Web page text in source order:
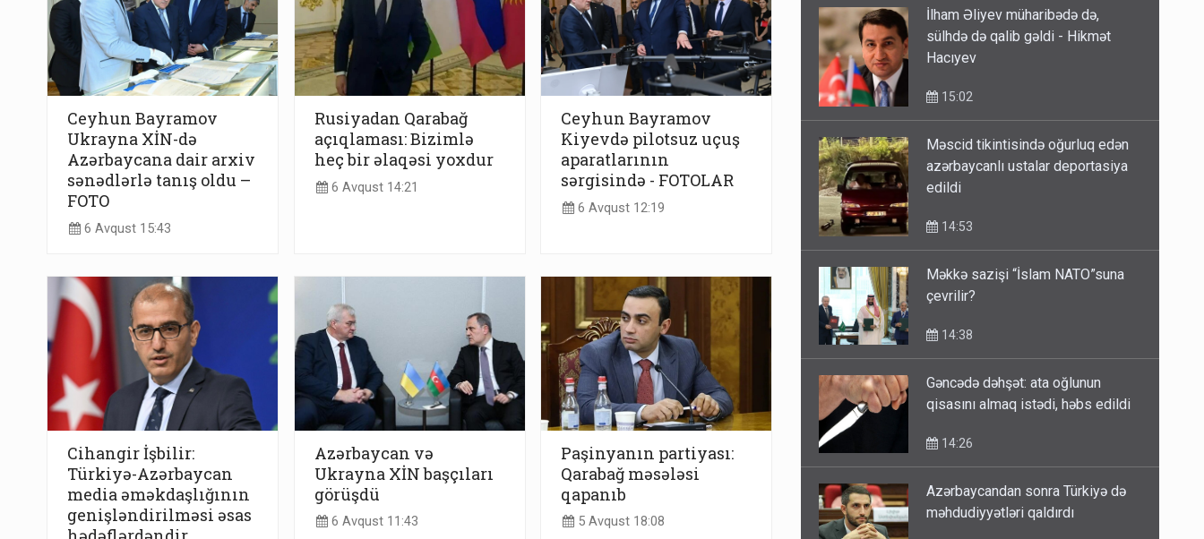
Ceyhun Bayramov
Ukrayna XİN-də
Azərbaycana dair arxiv
sənədlərlə tanış oldu –
FOTO
6 Avqust 15:43
Rusiyadan Qarabağ
açıqlaması: Bizimlə
heç bir əlaqəsi yoxdur
6 Avqust 14:21
Ceyhun Bayramov
Kiyevdə pilotsuz uçuş
aparatlarının
sərgisində - FOTOLAR
6 Avqust 12:19
Cihangir İşbilir:
Türkiyə-Azərbaycan
media əməkdaşlığının
genişləndirilməsi əsas
Azərbaycan və
Ukrayna XİN başçıları
görüşdü
6 Avqust 11:43
Paşinyanın partiyası:
Qarabağ məsələsi
qapanıb
5 Avqust 18:08
İlham Əliyev müharibədə də,
sülhdə də qalib gəldi - Hikmət
Məscid tikintisində oğurluq edən
azərbaycanlı ustalar deportasiya
Məkkə sazişi “İslam NATO”suna
Gəncədə dəhşət: ata oğlunun
Azərbaycandan sonra Türkiyə də